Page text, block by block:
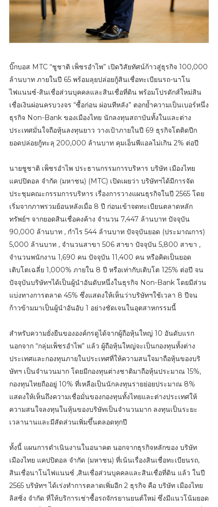
บิ๊กบอส MTC “ชูชาติ เพ็ชรอำไพ” เปิดวิสัยทัศน์ก้าวสู่ธุรกิจ 100,000
ล้านบาท ภายในปี 65 พร้อมลุยปล่อยกู้สินเชื่อทะเบียนรถ-นาโน
ไฟแนนซ์-สินเชื่อส่วนบุคคลและสินเชื่อที่ดิน พร้อมโปรดักส์ใหม่สิน
เชื่อเงินผ่อนครบวงจร “ซื้อก่อน ผ่อนทีหลัง” ตอกย้ำความเป็นเบอร์หนึ่ง
ธุรกิจ Non-Bank ของเมืองไทย นักลงทุนสถาบันทั้งในและต่าง
ประเทศมั่นใจถือหุ้นลงทุนยาว วางเป้าภายในปี 69 ธุรกิจโตติดปีก
ยอดปล่อยกู้ทะลุ 200,000 ล้านบาท คุมเอ็นพีแอลไม่เกิน 2% ต่อปี
นายชูชาติ เพ็ชรอำไพ ประธานกรรมการบริหาร บริษัท เมืองไทย
แคปปิตอล จำกัด (มหาชน) (MTC) เปิดเผยว่า บริษัทฯได้มีการจัด
ประชุมคณะกรรมการบริหาร เรื่องการวางแผนธุรกิจในปี 2565 โดย
เริ่มจากภาพรวมย้อนหลังเมื่อ 8 ปี ก่อนเข้าจดทะเบียนตลาดหลัก
ทรัพย์ฯ จากยอดสินเชื่อคงค้าง จำนวน 7,447 ล้านบาท ปัจจุบัน
90,000 ล้านบาท , กำไร 544 ล้านบาท ปัจจุบันยอด (ประมาณการ)
5,000 ล้านบาท , จำนวนสาขา 506 สาขา ปัจจุบัน 5,800 สาขา ,
จำนวนพนักงาน 1,690 คน ปัจจุบัน 11,400 คน หรือคิดเป็นยอด
เติบโตเฉลี่ย 1,000% ภายใน 8 ปี หรือเท่ากับเติบโต 125% ต่อปี จน
ปัจจุบันบริษัทฯได้เป็นผู้นำอันดับหนึ่งในธุรกิจ Non-Bank โดยมีส่วน
แบ่งทางการตลาด 45% ซึ่งแสดงให้เห็นว่าบริษัทฯใช้เวลา 8 ปีจน
ก้าวข้ามมาเป็นผู้นำอันอับ 1 อย่างชัดเจนในอุตสาหกรรมนี้
สำหรับความยั่งยืนขององค์กรดูได้จากผู้ถือหุ้นใหญ่ 10 อันดับแรก
นอกจาก “กลุ่มเพ็ชรอำไพ” แล้ว ผู้ถือหุ้นใหญ่จะเป็นกองทุนทั้งต่าง
ประเทศและกองทุนภายในประเทศที่ให้ความสนใจมาถือหุ้นของบริ
ษัทฯ เป็นจำนวนมาก โดยมีกองทุนต่างชาติมาถือหุ้นประมาณ 15%,
กองทุนไทยถืออยู่ 10% ที่เหลือเป็นนักลงทุนรายย่อยประมาณ 8%
แสดงให้เห็นถึงความเชื่อมั่นของกองทุนทั้งไทยและต่างประเทศให้
ความสนใจลงทุนในหุ้นของบริษัทเป็นจำนวนมาก ลงทุนเป็นระยะ
เวลานานและมีสัดส่วนเพิ่มขึ้นตลอดทุกปี
ทั้งนี้ แผนการดำเนินงานในอนาคต นอกจากธุรกิจหลักของ บริษัท
เมืองไทย แคปปิตอล จำกัด (มหาชน) ที่เน้นเรื่องสินเชื่อทะเบียนรถ,
สินเชื่อนาโนไฟแนนซ์ ,สินเชื่อส่วนบุคคลและสินเชื่อที่ดิน แล้ว ในปี
2565 บริษัทฯ ได้เร่งทำการตลาดเพิ่มอีก 2 ธุรกิจ คือ บริษัท เมืองไทย
ลิสซิ่ง จำกัด ที่ให้บริการเช่าซื้อรถจักรยานยนต์ใหม่ ซึ่งมีแนวโน้มยอด